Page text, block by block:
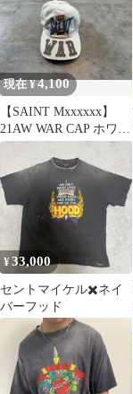
現在 ¥4,100
【SAINT Mxxxxxx】
21AW WAR CAP ホワイ
ト
¥33,000
セントマイケル✖️ネイ
バーフッド